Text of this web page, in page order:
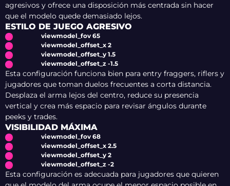
agresivos y ofrece una disposición más centrada sin hacer
que el modelo quede demasiado lejos.
ESTILO DE JUEGO AGRESIVO
viewmodel_fov 65
viewmodel_offset_x 2
viewmodel_offset_y 1.5
viewmodel_offset_z -1.5
Esta configuración funciona bien para entry fraggers, riflers y
jugadores que toman duelos frecuentes a corta distancia.
Desplaza el arma lejos del centro, reduce su presencia
vertical y crea más espacio para revisar ángulos durante
peeks y trades.
VISIBILIDAD MÁXIMA
viewmodel_fov 68
viewmodel_offset_x 2.5
viewmodel_offset_y 2
viewmodel_offset_z -2
Esta configuración es adecuada para jugadores que quieren